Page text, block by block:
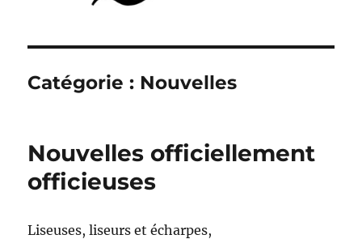
Catégorie : Nouvelles
Nouvelles officiellement
officieuses
Liseuses, liseurs et écharpes,